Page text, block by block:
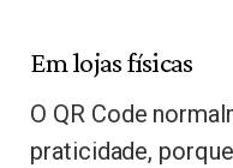
Em lojas físicas
O QR Code
praticidade,